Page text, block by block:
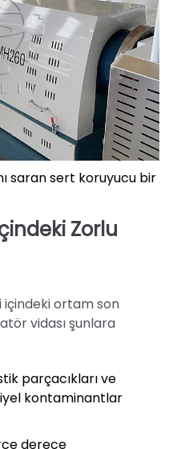
saran sert koruyucu bir
Zorlu
içindeki ortam son
vidası şunlara
parçacıkları ve
kontaminantlar
derece